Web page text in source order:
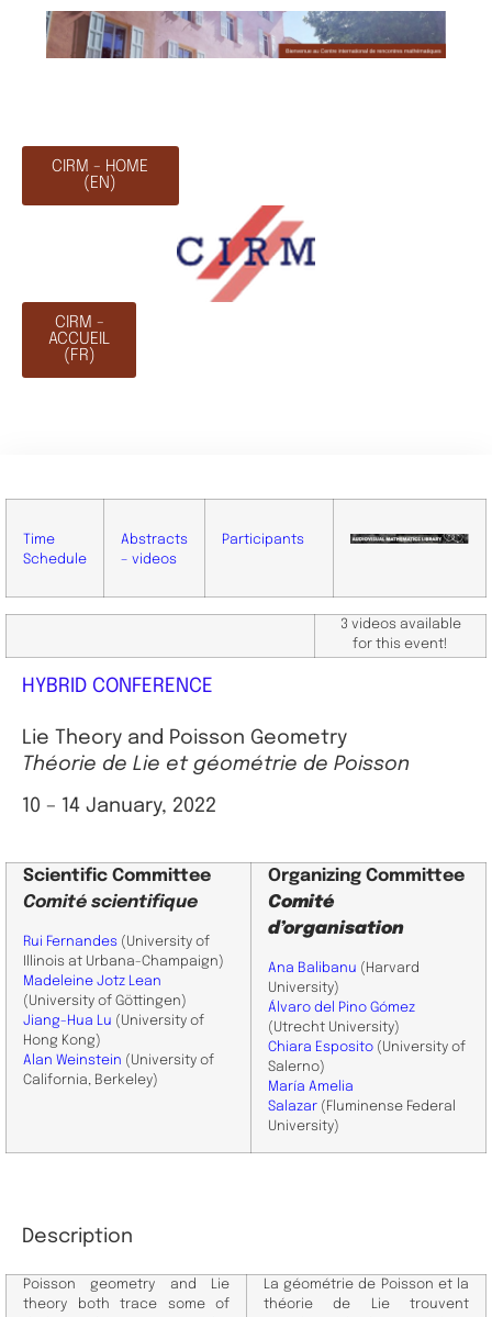
CIRM - HOME
(EN)
CIRM -
ACCUEIL
(FR)
Time
Schedule
Abstracts
– videos
Participants
3 videos available
for this event!
HYBRID CONFERENCE
Lie Theory and Poisson Geometry
Théorie de Lie et géométrie de Poisson
10 – 14 January, 2022
Scientific Committee
Comité scientifique
Rui Fernandes (University of
Illinois at Urbana-Champaign)
Madeleine Jotz Lean
(University of Göttingen)
Jiang-Hua Lu (University of
Hong Kong)
Alan Weinstein (University of
California, Berkeley)
Organizing Committee
Comité
d’organisation
Ana Balibanu (Harvard
University)
Álvaro del Pino Gómez
(Utrecht University)
Chiara Esposito (University of
Salerno)
María Amelia
Salazar (Fluminense Federal
University)
Description
Poisson geometry and Lie
theory both trace some of
La géométrie de Poisson et la
théorie de Lie trouvent